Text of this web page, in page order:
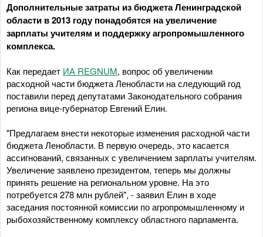
Дополнительные затраты из бюджета Ленинградской
области в 2013 году понадобятся на увеличение
зарплаты учителям и поддержку агропромышленного
комплекса.
Как передает ИА REGNUM, вопрос об увеличении
расходной части бюджета Ленобласти на следующий год
поставили перед депутатами Законодательного собрания
региона вице-губернатор Евгений Елин.
"Предлагаем внести некоторые изменения расходной части
бюджета Ленобласти. В первую очередь, это касается
ассигнований, связанных с увеличением зарплаты учителям.
Увеличение заявлено президентом, теперь мы должны
принять решение на региональном уровне. На это
потребуется 278 млн рублей", - заявил Елин в ходе
заседания постоянной комиссии по агропромышленному и
рыбохозяйственному комплексу областного парламента.